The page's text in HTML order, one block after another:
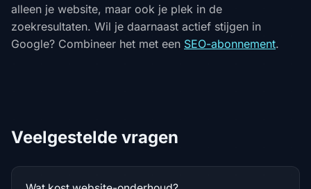
alleen je website, maar ook je plek in de
zoekresultaten. Wil je daarnaast actief stijgen in
Google? Combineer het met een SEO-abonnement.
Veelgestelde vragen